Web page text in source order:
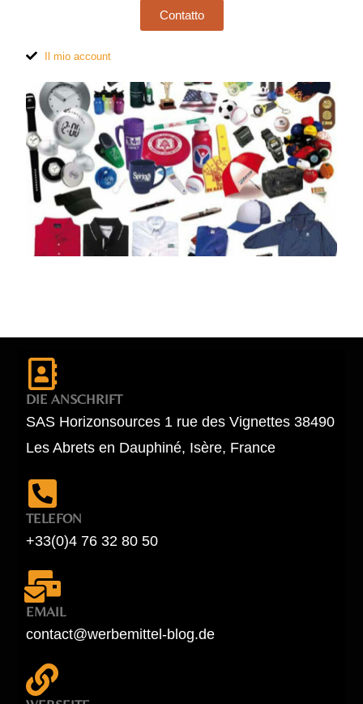
Contatto
Il mio account
DIE ANSCHRIFT
SAS Horizonsources 1 rue des Vignettes 38490
Les Abrets en Dauphiné, Isère, France
TELEFON
+33(0)4 76 32 80 50
EMAIL
contact@werbemittel-blog.de